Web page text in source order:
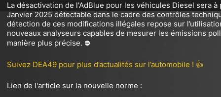
La désactivation de l'AdBlue pour les véhicules Diesel sera à
Janvier 2025 détectable dans le cadre des contrôles
détection de ces modifications illégales repose sur
nouveaux analyseurs capables de mesurer les émissions
manière plus précise. ⛔
Suivez DEA49 pour plus d’actualités sur l’automobile ! 👍
Lien de l'article sur la nouvelle norme :